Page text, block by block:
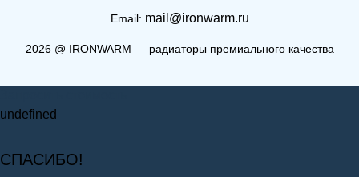
Email: mail@ironwarm.ru
2026@ IRONWARM — радиаторы премиального качества
undefined
СПАСИБО!